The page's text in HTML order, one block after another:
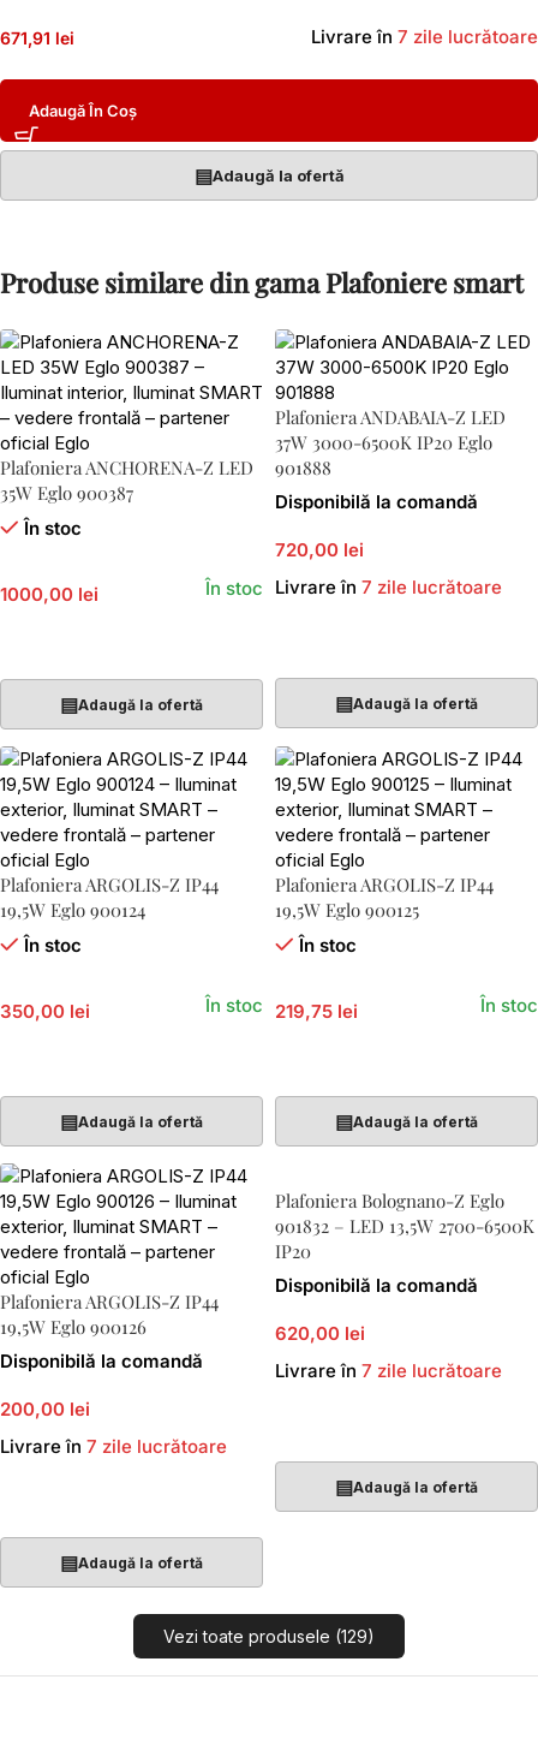
671,91 lei Livrare în 7 zile lucrătoare
Adaugă În Coș
▤Adaugă la ofertă
Produse similare din gama Plafoniere smart
Plafoniera ANCHORENA-Z LED
35W Eglo 900387
În stoc
1000,00 lei În stoc
▤Adaugă la ofertă
Plafoniera ANDABAIA-Z LED
37W 3000-6500K IP20 Eglo
901888
Disponibilă la comandă
720,00 lei
Livrare în 7 zile lucrătoare
▤Adaugă la ofertă
Plafoniera ARGOLIS-Z IP44
19,5W Eglo 900124
În stoc
350,00 lei În stoc
▤Adaugă la ofertă
Plafoniera ARGOLIS-Z IP44
19,5W Eglo 900125
În stoc
219,75 lei În stoc
▤Adaugă la ofertă
Plafoniera ARGOLIS-Z IP44
19,5W Eglo 900126
Disponibilă la comandă
200,00 lei
Livrare în 7 zile lucrătoare
▤Adaugă la ofertă
Plafoniera Bolognano-Z Eglo
901832 – LED 13,5W 2700-6500K
IP20
Disponibilă la comandă
620,00 lei
Livrare în 7 zile lucrătoare
▤Adaugă la ofertă
Vezi toate produsele (129)